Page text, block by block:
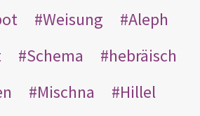
Weisung
Aleph
Schema
hebräisch
Mischna
Hillel